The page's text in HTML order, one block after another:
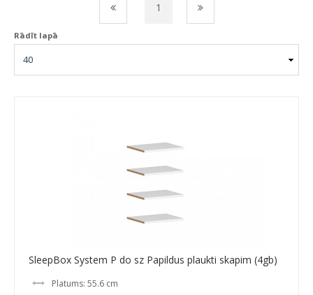
1
Rādīt lapā
SleepBox System P do sz Papildus plaukti skapim (4gb)
Platums: 55.6 cm